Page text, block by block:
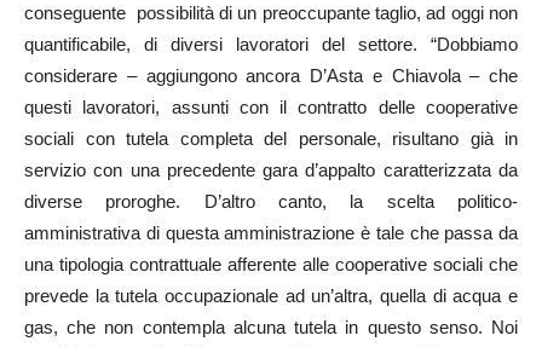
conseguente possibilità di un preoccupante taglio, ad oggi non
quantificabile, di diversi lavoratori del settore. “Dobbiamo
considerare – aggiungono ancora D’Asta e Chiavola – che
questi lavoratori, assunti con il contratto delle cooperative
sociali con tutela completa del personale, risultano già in
servizio con una precedente gara d’appalto caratterizzata da
diverse proroghe. D’altro canto, la scelta politico-
amministrativa di questa amministrazione è tale che passa da
una tipologia contrattuale afferente alle cooperative sociali che
prevede la tutela occupazionale ad un’altra, quella di acqua e
gas, che non contempla alcuna tutela in questo senso. Noi